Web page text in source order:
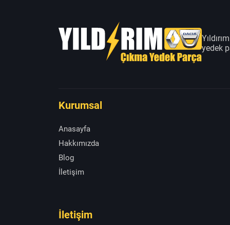
yedek
Kurumsal
Anasayfa
Hakkımızda
Blog
İletişim
İletişim